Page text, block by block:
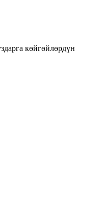
көйгөйлөрдүн